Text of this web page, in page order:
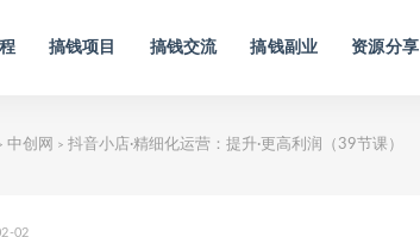
搞钱项目 搞钱交流 搞钱副业 资源分享
中创网 > 抖音小店·精细化运营：提升·更高利润（39节课）
02